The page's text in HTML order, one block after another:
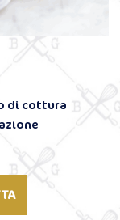
di cottura